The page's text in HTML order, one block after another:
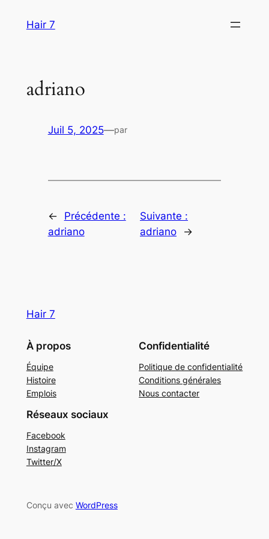
Hair 7
adriano
Juil 5, 2025—par
←
Précédente :
adriano
Suivante :
adriano
→
Hair 7
À propos
Équipe
Histoire
Emplois
Confidentialité
Politique de confidentialité
Conditions générales
Nous contacter
Réseaux sociaux
Facebook
Instagram
Twitter/X
Conçu avec WordPress